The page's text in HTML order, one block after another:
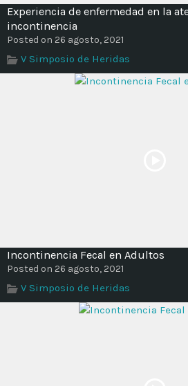
Experiencia de enfermedad en la
incontinencia
Posted on 26 agosto, 2021
V Simposio de Heridas
Incontinencia Fecal en Adultos
Posted on 26 agosto, 2021
V Simposio de Heridas